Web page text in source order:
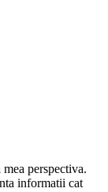
perspectiva.
informatii cat